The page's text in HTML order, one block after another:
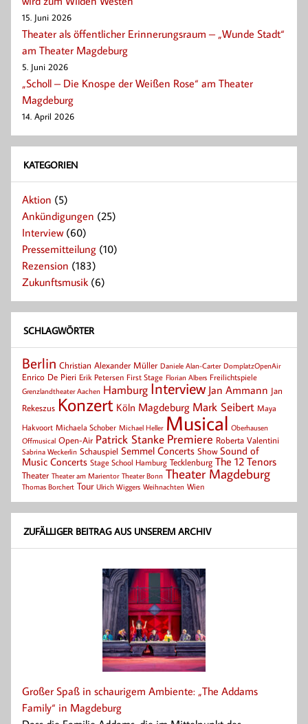
15. Juni 2026
Theater als öffentlicher Erinnerungsraum – „Wunde Stadt“
am Theater Magdeburg
5. Juni 2026
„Scholl – Die Knospe der Weißen Rose“ am Theater
Magdeburg
14. April 2026
KATEGORIEN
Aktion (5)
Ankündigungen (25)
Interview(60)
Pressemitteilung (10)
Rezension (183)
Zukunftsmusik (6)
SCHLAGWÖRTER
Berlin Christian Alexander Müller Daniele Alan-Carter DomplatzOpenAir
Enrico De Pieri Erik Petersen First Stage Florian Albers Freilichtspiele
Grenzlandtheater Aachen Hamburg Interview Jan Ammann Jan
Rekeszus Konzert Köln Magdeburg Mark Seibert Maya
Hakvoort Michaela Schober Michael Heller Musical Oberhausen
Offmusical Open-Air Patrick Stanke Premiere Roberta Valentini
Sabrina Weckerlin Schauspiel Semmel Concerts Show Sound of
Music Concerts Stage School Hamburg Tecklenburg The 12 Tenors
Theater Theater am Marientor Theater Bonn Theater Magdeburg
Thomas Borchert Tour Ulrich Wiggers Weihnachten Wien
ZUFÄLLIGER BEITRAG AUS UNSEREM ARCHIV
Großer Spaß in schaurigem Ambiente: „The Addams
Family“ in Magdeburg